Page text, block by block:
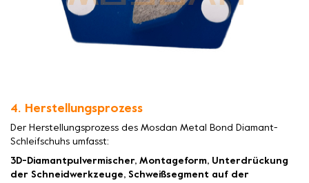
4. Herstellungsprozess
Der Herstellungsprozess des Mosdan Metal Bond Diamant-
Schleifschuhs umfasst:
3D-Diamantpulvermischer, Montageform, Unterdrückung
der Schneidwerkzeuge, Schweißsegment auf der